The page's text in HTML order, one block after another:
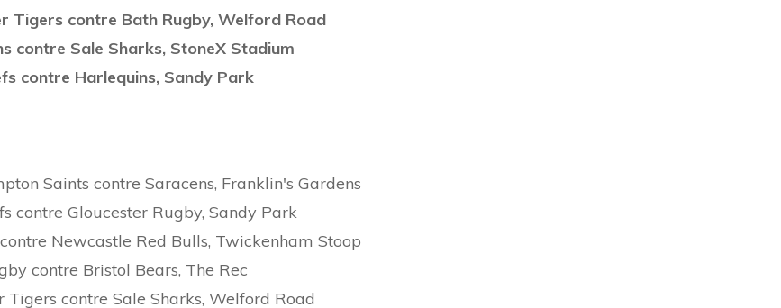
Tigers contre Bath Rugby, Welford Road
contre Sale Sharks, StoneX Stadium
contre Harlequins, Sandy Park
Saints contre Saracens, Franklin's Gardens
contre Gloucester Rugby, Sandy Park
Newcastle Red Bulls, Twickenham Stoop
contre Bristol Bears, The Rec
Tigers contre Sale Sharks, Welford Road